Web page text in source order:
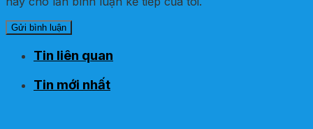
Tin liên quan
Tin mới nhất